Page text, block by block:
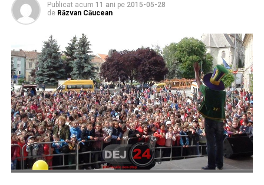
Publicat acum 11 ani pe 2015-05-28
de Răzvan Căucean